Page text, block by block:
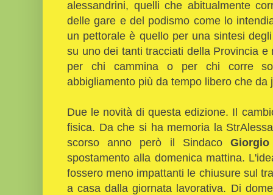
alessandrini, quelli che abitualmente
delle gare e del podismo come lo
un pettorale è quello per una sintesi
su uno dei tanti tracciati della Provincia
per chi cammina o per chi corre
abbigliamento più da tempo libero che da
Due le novità di questa edizione. Il
fisica. Da che si ha memoria la
scorso anno però il Sindaco
spostamento alla domenica mattina.
fossero meno impattanti le chiusure sul
a casa dalla giornata lavorativa. Di